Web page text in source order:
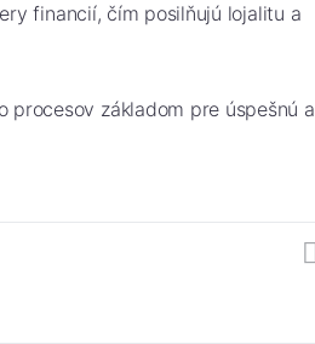
financií, čím posilňujú lojalitu a
procesov základom pre úspešnú a